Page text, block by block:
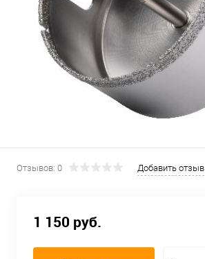
Отзывов: 0 Добавить отзыв
1 150 руб.